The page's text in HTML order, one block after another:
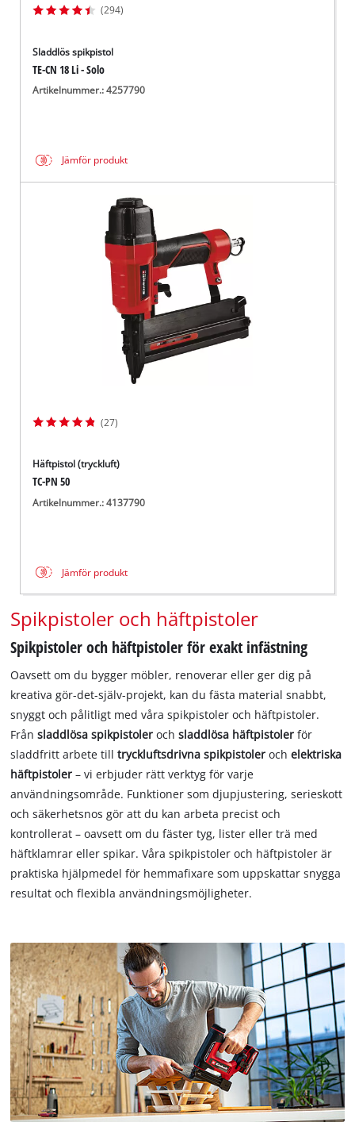
(294)
Sladdlös spikpistol
TE-CN 18 Li - Solo
Artikelnummer.: 4257790
Jämför produkt
(27)
Häftpistol (tryckluft)
TC-PN 50
Artikelnummer.: 4137790
Jämför produkt
Spikpistoler och häftpistoler
Spikpistoler och häftpistoler för exakt infästning
Oavsett om du bygger möbler, renoverar eller ger dig på
kreativa gör-det-själv-projekt, kan du fästa material snabbt,
snyggt och pålitligt med våra spikpistoler och häftpistoler.
Frånsladdlösa spikpistoler ochsladdlösa häftpistoler för
sladdfritt arbete tilltryckluftsdrivna spikpistoler ochelektriska
häftpistoler – vi erbjuder rätt verktyg för varje
användningsområde. Funktioner som djupjustering, serieskott
och säkerhetsnos gör att du kan arbeta precist och
kontrollerat – oavsett om du fäster tyg, lister eller trä med
häftklamrar eller spikar. Våra spikpistoler och häftpistoler är
praktiska hjälpmedel för hemmafixare som uppskattar snygga
resultat och flexibla användningsmöjligheter.